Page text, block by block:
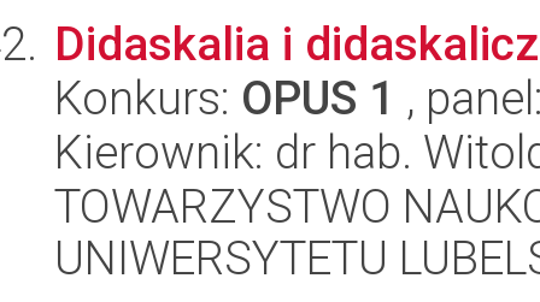
Didaskalia i
Konkurs: OPUS 1 ,
Kierownik: dr hab.
TOWARZYSTWO
UNIWERSYTETU